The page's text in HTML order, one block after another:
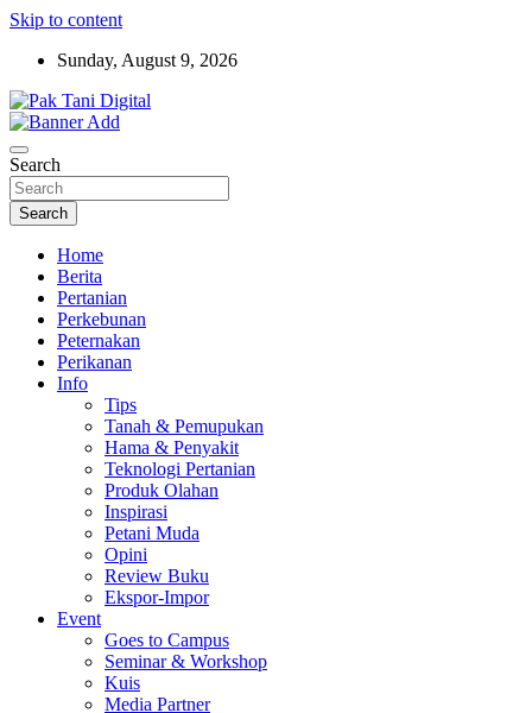
Skip to content
Sunday, August 9, 2026
Pak Tani Digital
Search
Search
Home
Berita
Pertanian
Perkebunan
Peternakan
Perikanan
Info
Tips
Tanah & Pemupukan
Hama & Penyakit
Teknologi Pertanian
Produk Olahan
Inspirasi
Petani Muda
Opini
Review Buku
Ekspor-Impor
Event
Goes to Campus
Seminar & Workshop
Kuis
Media Partner